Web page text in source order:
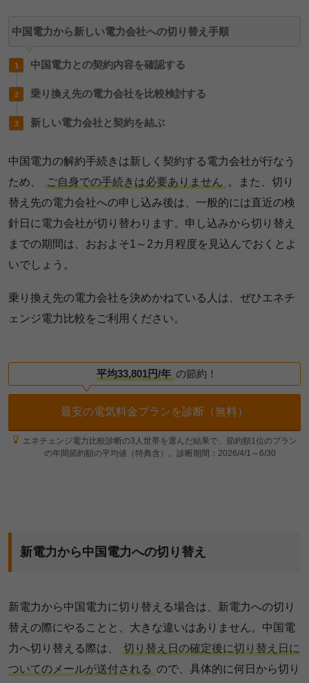
中国電力から新しい電力会社への切り替え手順
中国電力との契約内容を確認する
乗り換え先の電力会社を比較検討する
新しい電力会社と契約を結ぶ
中国電力の解約手続きは新しく契約する電力会社が行なう
ため、
ご自身での手続きは必要ありません 。また、切り
替え先の電力会社への申し込み後は、一般的には直近の検
針日に電力会社が切り替わります。申し込みから切り替え
までの期間は、おおよそ1～2カ月程度を見込んでおくとよ
いでしょう。
乗り換え先の電力会社を決めかねている人は、ぜひエネチ
ェンジ電力比較をご利用ください。
平均33,801円/年 の節約！
最安の電気料金プランを診断（無料）
エネチェンジ電力比較診断の3人世帯を選んだ結果で、節約額1位のプラン
の年間節約額の平均値（特典含）。診断期間：2026/4/1～6/30
新電力から中国電力への切り替え
新電力から中国電力に切り替える場合は、新電力への切り
替えの際にやることと、大きな違いはありません。中国電
力へ切り替える際は、
切り替え日の確定後に切り替え日に
ついてのメールが送付される ので、具体的に何日から切り